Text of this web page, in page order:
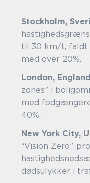
Stockholm,
til 30 km/t, faldt
med over 20%.
London,
zones” i
med
40%.
New York City,
“Vision Zero”-
dødsulykker i